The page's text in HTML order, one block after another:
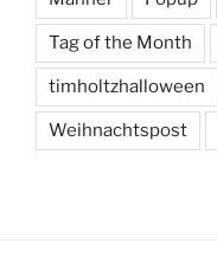
Tag of the Month
timholtzhalloween
Weihnachtspost